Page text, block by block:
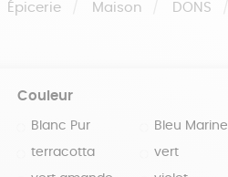
Épicerie Maison DONS
Couleur
Blanc Pur Bleu Marine
terracotta vert